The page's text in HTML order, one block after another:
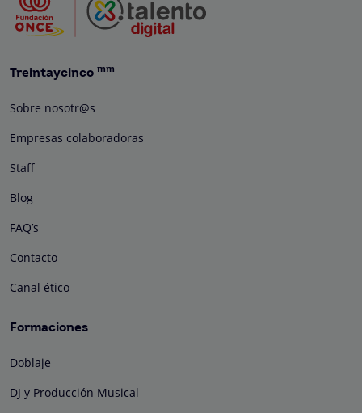
Treintaycinco mm
Sobre nosotr@s
Empresas colaboradoras
Staff
Blog
FAQ’s
Contacto
Canal ético
Formaciones
Doblaje
DJ y Producción Musical